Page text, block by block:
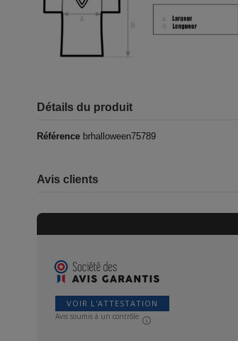
Détails du produit
Référence brhalloween75789
Avis clients
VOIR L'ATTESTATION
Avis soumis à un contrôle